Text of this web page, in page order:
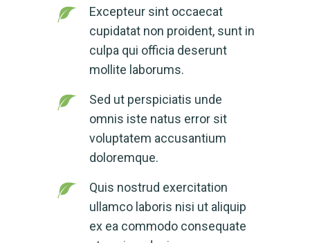
Excepteur sint occaecat
cupidatat non proident, sunt in
culpa qui officia deserunt
mollite laborums.
Sed ut perspiciatis unde
omnis iste natus error sit
voluptatem accusantium
doloremque.
Quis nostrud exercitation
ullamco laboris nisi ut aliquip
ex ea commodo consequate